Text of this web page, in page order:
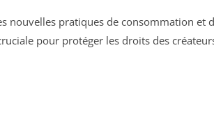
nouvelles pratiques de consommation et
pour protéger les droits des